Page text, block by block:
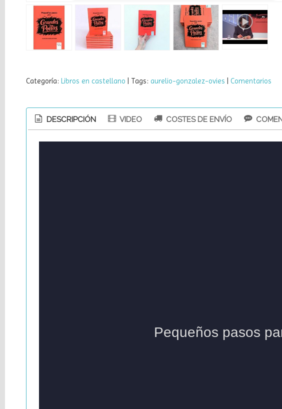
Linkedin
Instagram
Pinterest
Facebook
Youtube
Categoría: Libros en castellano Tags: aurelio-gonzalez-ovies Comentarios
DESCRIPCIÓN VIDEO COSTES DE ENVÍO